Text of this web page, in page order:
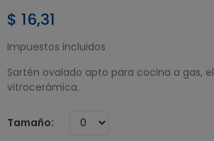
$ 16,31
Impuestos incluidos
Sartén ovalado apto para cocina a gas,
vitrocerámica.
Tamaño